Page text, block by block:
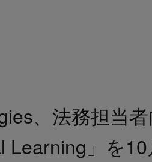
、法務担当
Learning」を